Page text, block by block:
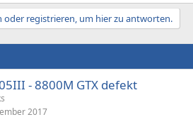
oder registrieren, um hier zu antworten.
- 8800M GTX defekt
2017